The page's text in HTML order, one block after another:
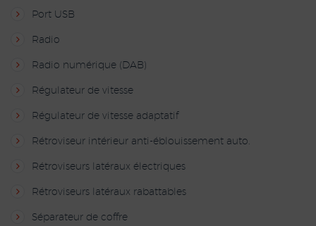
Port USB
Radio
Radio numérique (DAB)
Régulateur de vitesse
Régulateur de vitesse adaptatif
Rétroviseur intérieur anti-éblouissement auto.
Rétroviseurs latéraux électriques
Rétroviseurs latéraux rabattables
Séparateur de coffre